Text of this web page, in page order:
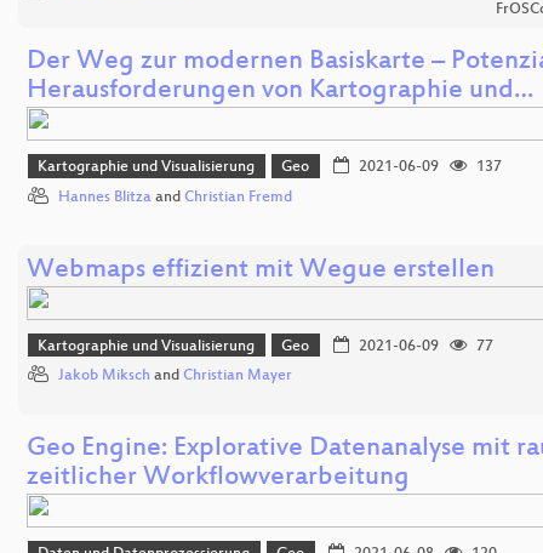
Der Weg zur modernen Basiskarte –
Herausforderungen von Kartographie und…
Kartographie und Visualisierung Geo 2021-06-09
137
Hannes Blitza and Christian Fremd
Webmaps effizient mit Wegue erstellen
Kartographie und Visualisierung Geo 2021-06-09
77
Jakob Miksch and Christian Mayer
Geo Engine: Explorative Datenanalyse mit
zeitlicher Workflowverarbeitung